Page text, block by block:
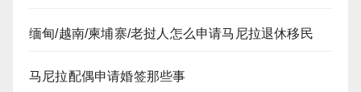
缅甸/越南/柬埔寨/老挝人怎么申请马尼拉退休移民
马尼拉配偶申请婚签那些事